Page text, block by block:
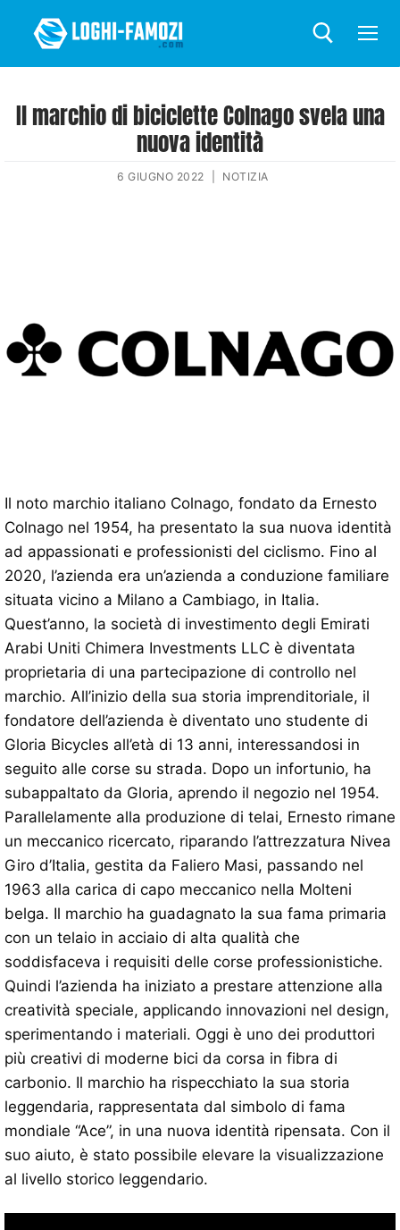
Il marchio di biciclette Colnago svela una
nuova identità
6 GIUGNO 2022 NOTIZIA
Il noto marchio italiano Colnago, fondato da Ernesto
Colnago nel 1954, ha presentato la sua nuova identità
ad appassionati e professionisti del ciclismo. Fino al
2020, l’azienda era un’azienda a conduzione familiare
situata vicino a Milano a Cambiago, in Italia.
Quest’anno, la società di investimento degli Emirati
Arabi Uniti Chimera Investments LLC è diventata
proprietaria di una partecipazione di controllo nel
marchio. All’inizio della sua storia imprenditoriale, il
fondatore dell’azienda è diventato uno studente di
Gloria Bicycles all’età di 13 anni, interessandosi in
seguito alle corse su strada. Dopo un infortunio, ha
subappaltato da Gloria, aprendo il negozio nel 1954.
Parallelamente alla produzione di telai, Ernesto rimane
un meccanico ricercato, riparando l’attrezzatura Nivea
Giro d’Italia, gestita da Faliero Masi, passando nel
1963 alla carica di capo meccanico nella Molteni
belga. Il marchio ha guadagnato la sua fama primaria
con un telaio in acciaio di alta qualità che
soddisfaceva i requisiti delle corse professionistiche.
Quindi l’azienda ha iniziato a prestare attenzione alla
creatività speciale, applicando innovazioni nel design,
sperimentando i materiali. Oggi è uno dei produttori
più creativi di moderne bici da corsa in fibra di
carbonio. Il marchio ha rispecchiato la sua storia
leggendaria, rappresentata dal simbolo di fama
mondiale “Ace”, in una nuova identità ripensata. Con il
suo aiuto, è stato possibile elevare la visualizzazione
al livello storico leggendario.